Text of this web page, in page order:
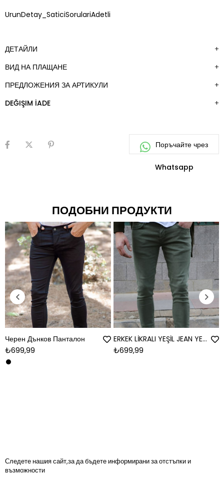
UrunDetay_SaticiSorulariAdetli
ДЕТАЙЛИ
ВИД НА ПЛАЩАНЕ
ПРЕДЛОЖЕНИЯ ЗА АРТИКУЛИ
DEĞIŞIM İADE
ПОДОБНИ ПРОДУКТИ
Черен Дънков Панталон
₺699,99
ERKEK LİKRALI YEŞİL JEAN YEŞİL
₺699,99
Следете нашия сайт,за да бъдете информирани за отстъпки и
възможности